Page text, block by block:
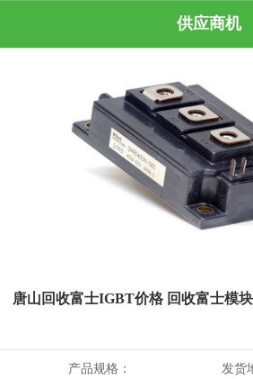
供应商机
唐山回收富士IGBT价格 回收富士模
产品规格： 发货